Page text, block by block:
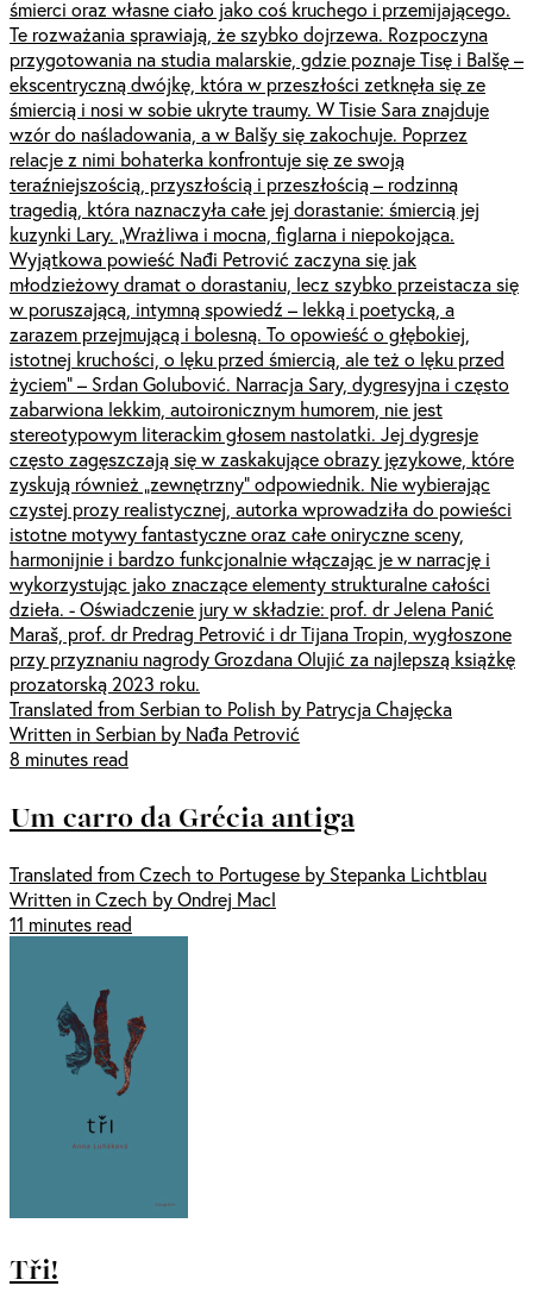
śmierci oraz własne ciało jako coś kruchego i przemijającego.
Te rozważania sprawiają, że szybko dojrzewa. Rozpoczyna
przygotowania na studia malarskie, gdzie poznaje Tisę i Balšę –
ekscentryczną dwójkę, która w przeszłości zetknęła się ze
śmiercią i nosi w sobie ukryte traumy. W Tisie Sara znajduje
wzór do naśladowania, a w Balšy się zakochuje. Poprzez
relacje z nimi bohaterka konfrontuje się ze swoją
teraźniejszością, przyszłością i przeszłością – rodzinną
tragedią, która naznaczyła całe jej dorastanie: śmiercią jej
kuzynki Lary. „Wrażliwa i mocna, figlarna i niepokojąca.
Wyjątkowa powieść Nađi Petrović zaczyna się jak
młodzieżowy dramat o dorastaniu, lecz szybko przeistacza się
w poruszającą, intymną spowiedź – lekką i poetycką, a
zarazem przejmującą i bolesną. To opowieść o głębokiej,
istotnej kruchości, o lęku przed śmiercią, ale też o lęku przed
życiem” – Srdan Golubović. Narracja Sary, dygresyjna i często
zabarwiona lekkim, autoironicznym humorem, nie jest
stereotypowym literackim głosem nastolatki. Jej dygresje
często zagęszczają się w zaskakujące obrazy językowe, które
zyskują również „zewnętrzny” odpowiednik. Nie wybierając
czystej prozy realistycznej, autorka wprowadziła do powieści
istotne motywy fantastyczne oraz całe oniryczne sceny,
harmonijnie i bardzo funkcjonalnie włączając je w narrację i
wykorzystując jako znaczące elementy strukturalne całości
dzieła. - Oświadczenie jury w składzie: prof. dr Jelena Panić
Maraš, prof. dr Predrag Petrović i dr Tijana Tropin, wygłoszone
przy przyznaniu nagrody Grozdana Olujić za najlepszą książkę
prozatorską 2023 roku.
Translated from Serbian to Polish by Patrycja Chajęcka
Written in Serbian by Nađa Petrović
8 minutes read
Um carro da Grécia antiga
Translated from Czech to Portugese by Stepanka Lichtblau
Written in Czech by Ondrej Macl
11 minutes read
Tři!